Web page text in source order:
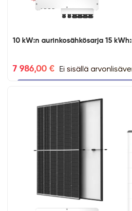
10 kW:n aurinkosähkösarja 15
7 986,00 € Ei sisällä